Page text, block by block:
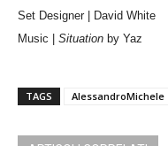
Set Designer | David White
Music | Situation by Yaz
TAGS AlessandroMichele